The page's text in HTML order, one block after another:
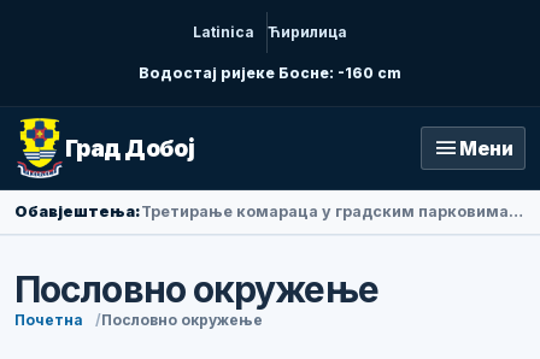
Latinica Ћирилица
Водостај ријеке Босне: -160 cm
Град Добој menu Мени
Обавјештења: Третирање комараца у градским парковима у петак ујутру
Пословно окружење
Почетна Пословно окружење